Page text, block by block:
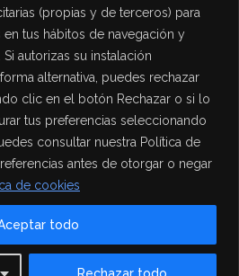
(propias y de terceros) para
tus hábitos de navegación y
autorizas su instalación
alternativa, puedes rechazar
clic en el botón Rechazar o si lo
tus preferencias seleccionando
consultar nuestra Política de
antes de otorgar o negar
de cookies
Rechazar todo
todo